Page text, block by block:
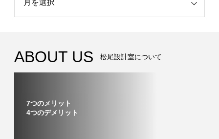
ABOUT US 松尾設計室について
7つのメリット
4つのデメリット